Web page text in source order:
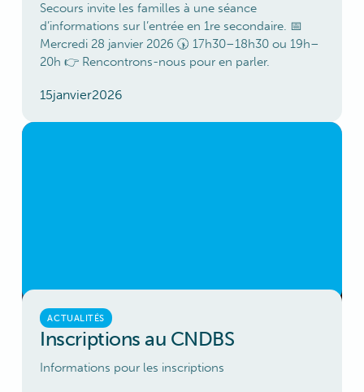
Secours invite les familles à une séance
d’informations sur l’entrée en 1re secondaire. 📅
Mercredi 28 janvier 2026 🕠 17h30–18h30 ou 19h–
20h 👉 Rencontrons-nous pour en parler.
15janvier2026
ACTUALITÉS
Inscriptions au CNDBS
Informations pour les inscriptions